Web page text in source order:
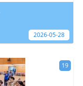
2026-05-28
19